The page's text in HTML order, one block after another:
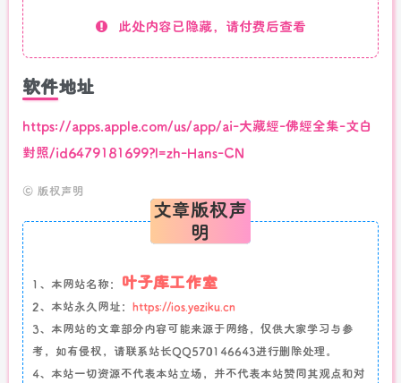
此处内容已隐藏，请付费后查看
软件地址
https://apps.apple.com/us/app/ai-大藏經-佛經全集-文白
對照/id6479181699?l=zh-Hans-CN
© 版权声明
文章版权声
明
1、本网站名称： 叶子库工作室
2、本站永久网址： https://ios.yeziku.cn
3、本网站的文章部分内容可能来源于网络，仅供大家学习与参
考，如有侵权，请联系站长QQ570146643进行删除处理。
4、本站一切资源不代表本站立场，并不代表本站赞同其观点和对